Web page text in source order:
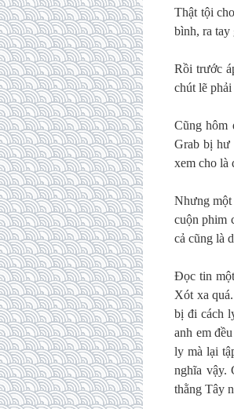
Thật tội
bình, ra tay
Rồi trước
chút lẽ
Cũng hôm
Grab bị hư
xem cho là
Nhưng một
cuộn phim
cả cũng là
Đọc tin
Xót xa
bị đi cách
anh em
ly mà lại
nghĩa vậy.
thằng Tây